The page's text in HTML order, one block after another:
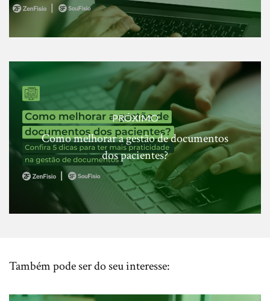
PRÓXIMO
Como melhorar a gestão de documentos
dos pacientes?
Também pode ser do seu interesse: